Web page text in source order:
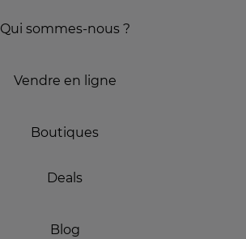
Qui sommes-nous ?
Vendre en ligne
Boutiques
Deals
Blog